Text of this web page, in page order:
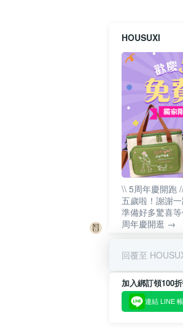
HOUSUXI
\\ 5周年慶開跑
五歲啦！謝謝
準備好多驚喜
周年慶開逛 →
回覆至
加入綁訂領100
連結 LINE